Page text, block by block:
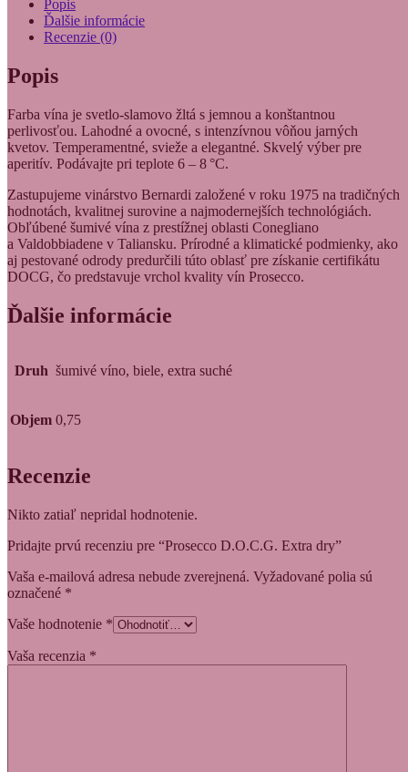
Popis
Ďalšie informácie
Recenzie (0)
Popis
Farba vína je svetlo-slamovo žltá s jemnou a konštantnou
perlivosťou. Lahodné a ovocné, s intenzívnou vôňou jarných
kvetov. Temperamentné, svieže a elegantné. Skvelý výber pre
aperitív. Podávajte pri teplote 6 – 8 °C.
Zastupujeme vinárstvo Bernardi založené v roku 1975 na tradičných
hodnotách, kvalitnej surovine a najmodernejších technológiách.
Obľúbené šumivé vína z prestížnej oblasti Conegliano
a Valdobbiadene v Taliansku. Prírodné a klimatické podmienky, ako
aj pestované odrody predurčili túto oblasť pre získanie certifikátu
DOCG, čo predstavuje vrchol kvality vín Prosecco.
Ďalšie informácie
Druh šumivé víno, biele, extra suché
Objem 0,75
Recenzie
Nikto zatiaľ nepridal hodnotenie.
Pridajte prvú recenziu pre “Prosecco D.O.C.G. Extra dry”
Vaša e-mailová adresa nebude zverejnená. Vyžadované polia sú
označené *
Vaše hodnotenie *
Vaša recenzia *